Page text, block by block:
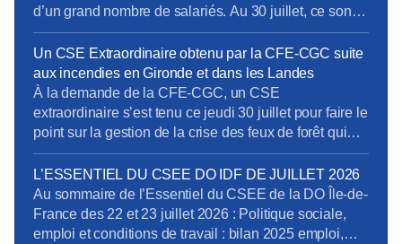
d’un grand nombre de salariés. Au 30 juillet, ce sont
près de 19500 établissements et près de 61 500
salariés qui étaient concernés. Pour limiter les
impacts de cette crise sur l’emploi et sur les
entreprises, l’activité partielle peut-être […]
Un CSE Extraordinaire obtenu par la CFE-CGC suite
aux incendies en Gironde et dans les Landes
À la demande de la CFE-CGC, un CSE
extraordinaire s’est tenu ce jeudi 30 juillet pour faire le
point sur la gestion de la crise des feux de forêt qui
touchent la Gironde et les Landes. Plus de 1 100
salariés de la DO Grand Sud-Ouest sont concernés.
Voici ce qu’il faut retenir des échanges, […]
L’ESSENTIEL DU CSEE DO IDF DE JUILLET 2026
Au sommaire de l’Essentiel du CSEE de la DO Île-de-
France des 22 et 23 juillet 2026 : Politique sociale,
emploi et conditions de travail : bilan 2025 emploi,